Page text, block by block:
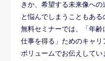
きか、希望する未来像へ
と悩んでしまうこともある
無料セミナーでは、「年
仕事を得る」ためのキャ
ボリュームでお伝えしてい